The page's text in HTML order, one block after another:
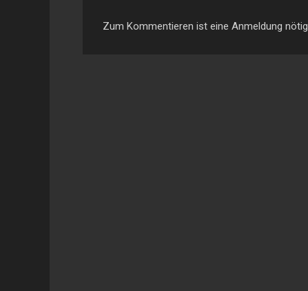
Zum Kommentieren ist eine Anmeldung nötig